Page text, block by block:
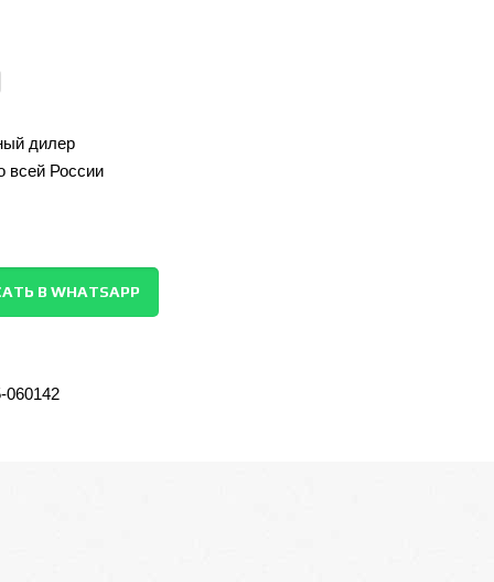
дилер
всей России
В WHATSAPP
060142